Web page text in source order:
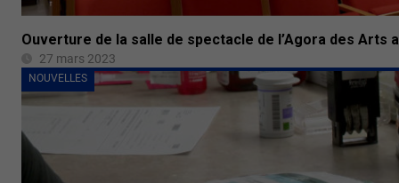
Ouverture de la salle de spectacle de l’Agora des Arts
27 mars 2023
NOUVELLES